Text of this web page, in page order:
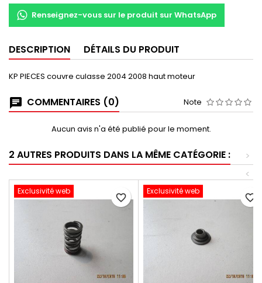
Renseignez-vous sur le produit sur WhatsApp
DESCRIPTION DÉTAILS DU PRODUIT
KP PIECES couvre culasse 2004 2008 haut moteur
COMMENTAIRES (0) Note
Aucun avis n'a été publié pour le moment.
2 AUTRES PRODUITS DANS LA MÊME CATÉGORIE :
>
<
Exclusivité web
favorite_border
Exclusivité web
favorite_border